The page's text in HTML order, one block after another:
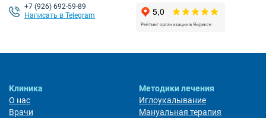
+7 (926) 692-59-89
Написать в Telegram
Клиника
О нас
Врачи
Методики лечения
Иглоукалывание
Мануальная терапия